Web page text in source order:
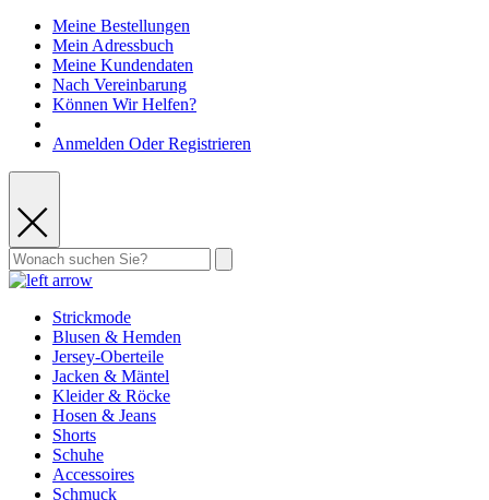
Meine Bestellungen
Mein Adressbuch
Meine Kundendaten
Nach Vereinbarung
Können Wir Helfen?
Anmelden Oder Registrieren
Strickmode
Blusen & Hemden
Jersey-Oberteile
Jacken & Mäntel
Kleider & Röcke
Hosen & Jeans
Shorts
Schuhe
Accessoires
Schmuck